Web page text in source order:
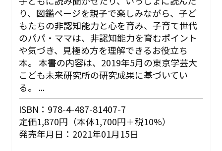
り、図鑑ページを親子で楽しみながら、子ど
もたちの非認知能力と心を育み、子育て世代
のパパ・ママは、非認知能力を育むポイント
や気づき、見極め方を理解できるお役立ち
本。 本書の内容は、2019年5月の東京学芸大
こども未来研究所の研究成果に基づいてい
る。 ...
ISBN：978-4-487-81407-7
定価1,870円（本体1,700円＋税10%）
発売年月日：2021年01月15日